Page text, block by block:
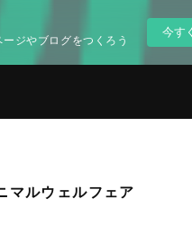
ジやブログをつくろう
今す
マルウェルフェア